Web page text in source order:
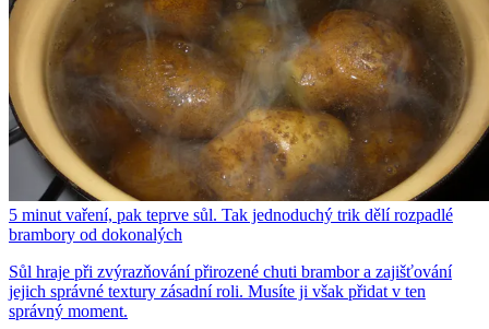
5 minut vaření, pak teprve sůl. Tak jednoduchý trik dělí rozpadlé
brambory od dokonalých
Sůl hraje při zvýrazňování přirozené chuti brambor a zajišťování
jejich správné textury zásadní roli. Musíte ji však přidat v ten
správný moment.